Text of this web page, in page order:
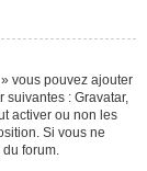
vous pouvez ajouter
suivantes : Gravatar,
activer ou non les
Si vous ne
forum.